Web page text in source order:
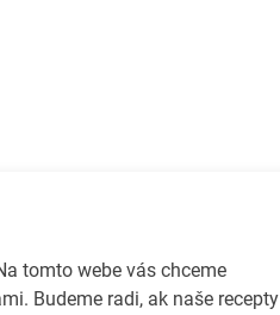
tomto webe vás chceme
Budeme radi, ak naše recepty